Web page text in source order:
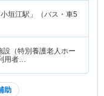
垣江駅」（バス・車5
設（特別養護老人ホー
用者…
助